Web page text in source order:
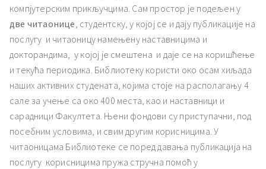
компјутерским прикључцима. Сам простор је подељен у
две читаонице, студентску, у којој се и дају публикације на
послугу и читаоницу намењену наставницима и
докторандима, у којој је смештена и даје се на коришћење
и текућа периодика. Библиотеку користи око осам хиљада
наших активних студената, којима стоје на располагању 4
сале за учење са око 400 места, као и наставници и
сарадници Факултета. Њени фондови су приступачни, под
посебним условима, и свим другим корисницима. У
читаоницама Библиотеке се поред давања публикација на
послугу корисницима пружа стручна помоћ у